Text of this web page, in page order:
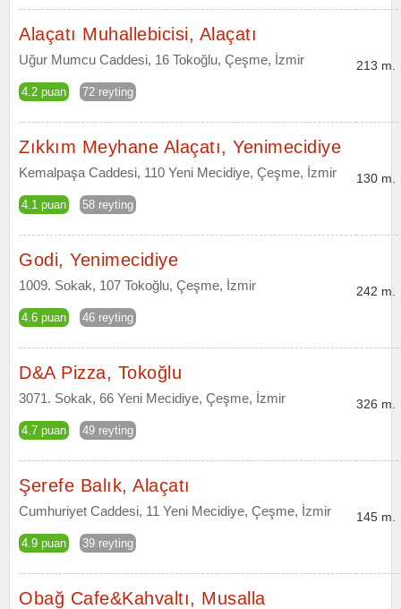
Alaçatı Muhallebicisi, Alaçatı
Uğur Mumcu Caddesi, 16 Tokoğlu, Çeşme, İzmir
4.2 puan 72 reyting
213 m.
Zıkkım Meyhane Alaçatı, Yenimecidiye
Kemalpaşa Caddesi, 110 Yeni Mecidiye, Çeşme, İzmir
4.1 puan 58 reyting
130 m.
Godi, Yenimecidiye
1009. Sokak, 107 Tokoğlu, Çeşme, İzmir
4.6 puan 46 reyting
242 m.
D&A Pizza, Tokoğlu
3071. Sokak, 66 Yeni Mecidiye, Çeşme, İzmir
4.7 puan 49 reyting
326 m.
Şerefe Balık, Alaçatı
Cumhuriyet Caddesi, 11 Yeni Mecidiye, Çeşme, İzmir
4.9 puan 39 reyting
145 m.
Obağ Cafe&Kahvaltı, Musalla